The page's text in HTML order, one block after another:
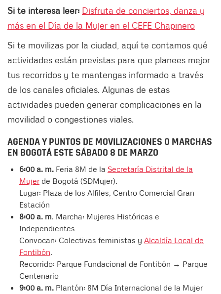
Si te interesa leer: Disfruta de conciertos, danza y
más en el Día de la Mujer en el CEFE Chapinero
Si te movilizas por la ciudad, aquí te contamos qué
actividades están previstas para que planees mejor
tus recorridos y te mantengas informado a través
de los canales oficiales. Algunas de estas
actividades pueden generar complicaciones en la
movilidad o congestiones viales.
AGENDA Y PUNTOS DE MOVILIZACIONES O MARCHAS
EN BOGOTÁ ESTE SÁBADO 8 DE MARZO
6:00 a. m. Feria 8M de la Secretaría Distrital de la
Mujer de Bogotá (SDMujer).
Lugar: Plaza de los Alfiles, Centro Comercial Gran
Estación
8:00 a. m. Marcha: Mujeres Históricas e
Independientes
Convocan: Colectivas feministas y Alcaldía Local de
Fontibón.
Recorrido: Parque Fundacional de Fontibón → Parque
Centenario
9:00 a. m. Plantón: 8M Día Internacional de la Mujer